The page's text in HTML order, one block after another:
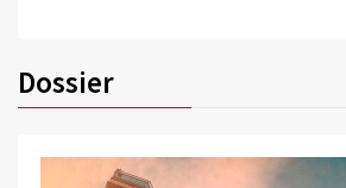
Dossier